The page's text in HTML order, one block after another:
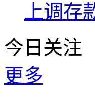
上调存
今日关注
更多